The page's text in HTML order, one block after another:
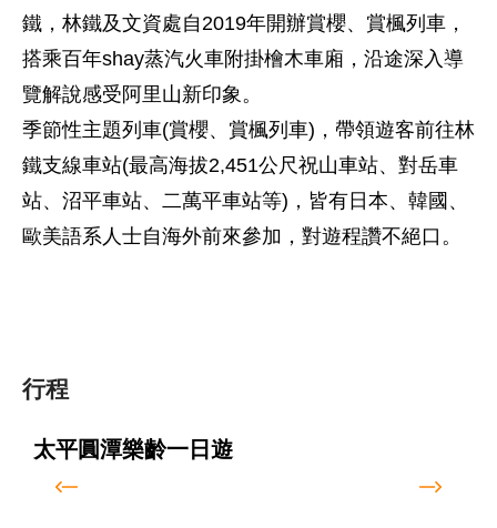
鐵，林鐵及文資處自2019年開辦賞櫻、賞楓列車，
搭乘百年shay蒸汽火車附掛檜木車廂，沿途深入導
覽解說感受阿里山新印象。
季節性主題列車(賞櫻、賞楓列車)，帶領遊客前往林
鐵支線車站(最高海拔2,451公尺祝山車站、對岳車
站、沼平車站、二萬平車站等)，皆有日本、韓國、
歐美語系人士自海外前來參加，對遊程讚不絕口。
行程
太平圓潭樂齡一日遊